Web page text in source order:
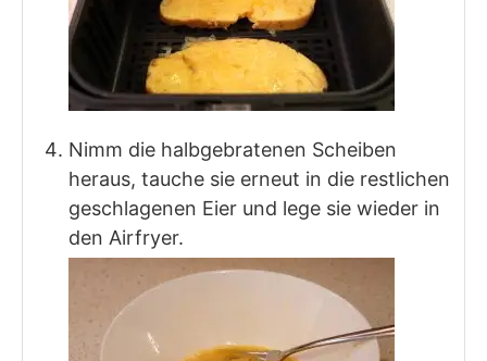
Nimm die halbgebratenen Scheiben
heraus, tauche sie erneut in die restlichen
geschlagenen Eier und lege sie wieder in
den Airfryer.